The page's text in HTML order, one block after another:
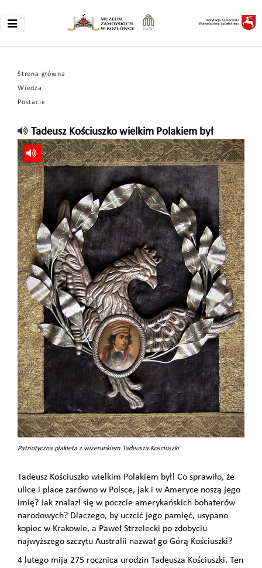
Strona główna
Wiedza
Postacie
Tadeusz Kościuszko wielkim Polakiem był
Patriotyczna plakieta z wizerunkiem Tadeusza Kościuszki
Tadeusz Kościuszko wielkim Polakiem był! Co sprawiło, że
ulice i place zarówno w Polsce, jak i w Ameryce noszą jego
imię? Jak znalazł się w poczcie amerykańskich bohaterów
narodowych? Dlaczego, by uczcić jego pamięć, usypano
kopiec w Krakowie, a Paweł Strzelecki po zdobyciu
najwyższego szczytu Australii nazwał go Górą Kościuszki?
4 lutego mija 275 rocznica urodzin Tadeusza Kościuszki. Ten